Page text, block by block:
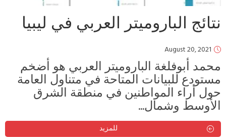
نتائج الباروميتر العربي في ليبيا
August 20, 2021
محمد أبوفلغة الباروميتر العربي هو أضخم
مستودع للبيانات المتاحة في متناول العامة
حول أراء المواطنين في منطقة الشرق
الأوسط وشمال...
للمزيد